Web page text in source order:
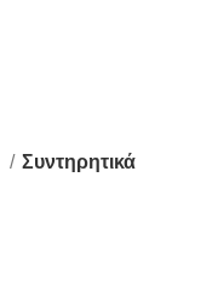
Συντηρητικά